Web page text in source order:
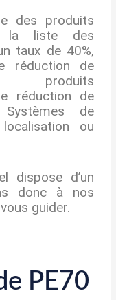
des produits
la liste des
taux de 40%,
réduction de
produits
réduction de
de
ou
dispose d’un
donc à nos
guider.
PE70